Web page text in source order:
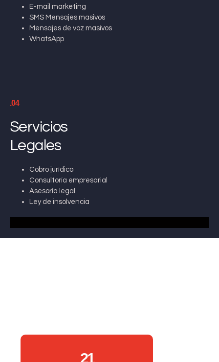
E-mail marketing
SMS Mensajes masivos
Mensajes de voz masivos
WhatsApp
.04
Servicios
Legales
Cobro jurídico
Consultoría empresarial
Asesoría legal
Ley de insolvencia
21